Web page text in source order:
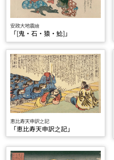
安政大地震繪
「[鬼・石・猿・鯰]」
恵比寿天申訳之記
「恵比寿天申訳之記」